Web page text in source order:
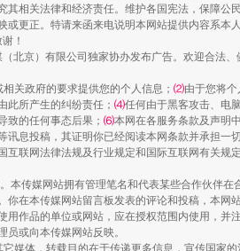
条伤亲情 巡回调解促和解..
相关法律和经济责任。维护各国宪法，保障公
更正。特请来函来电说明本网站提供内容系本
！
北京）有限公司独家协办发布广告。欢迎合法
关政府的要求提供您的个人信息； ⑵由于您将
此所产生的纠纷责任； ⑷任何由于黑客攻击、电
致的任何事态后果； ⑹本网在各服务条款及声明
息投稿，其证明你已经阅读本网条款并承担一
联网法律法规及行业规定和国际互联网有关规
本传媒网站拥有管理笔名和代表某些合作伙伴
在本传媒网站留言板发表的评论和投稿，本网
作品的单位或网站，应在授权范围内使用，并
或向本传媒网站反映。
媒体，转载目的在于传递更多信息，宣传国家